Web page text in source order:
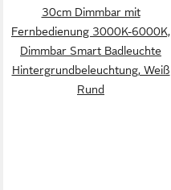
30cm Dimmbar mit
Fernbedienung 3000K-6000K,
Dimmbar Smart Badleuchte
Hintergrundbeleuchtung, Weiß
Rund